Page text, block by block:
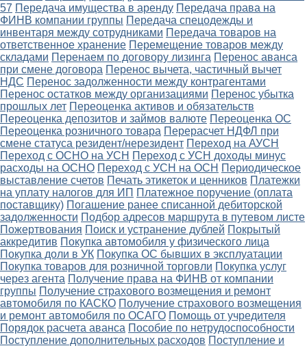
57 Передача имущества в аренду Передача права на
ФИНВ компании группы Передача спецодежды и
инвентаря между сотрудниками Передача товаров на
ответственное хранение Перемещение товаров между
складами Перенаем по договору лизинга Перенос аванса
при смене договора Перенос вычета, частичный вычет
НДС Перенос задолженности между контрагентами
Перенос остатков между организациями Перенос убытка
прошлых лет Переоценка активов и обязательств
Переоценка депозитов и займов валюте Переоценка ОС
Переоценка розничного товара Перерасчет НДФЛ при
смене статуса резидент/нерезидент Переход на АУСН
Переход с ОСНО на УСН Переход с УСН доходы минус
расходы на ОСНО Переход с УСН на ОСН Периодическое
выставление счетов Печать этикеток и ценников Платежки
на уплату налогов для ИП Платежное поручение (оплата
поставщику) Погашение ранее списанной дебиторской
задолженности Подбор адресов маршрута в путевом листе
Пожертвования Поиск и устранение дублей Покрытый
аккредитив Покупка автомобиля у физического лица
Покупка доли в УК Покупка ОС бывших в эксплуатации
Покупка товаров для розничной торговли Покупка услуг
через агента Получение права на ФИНВ от компании
группы Получение страхового возмещения и ремонт
автомобиля по КАСКО Получение страхового возмещения
и ремонт автомобиля по ОСАГО Помощь от учредителя
Порядок расчета аванса Пособие по нетрудоспособности
Поступление дополнительных расходов Поступление и